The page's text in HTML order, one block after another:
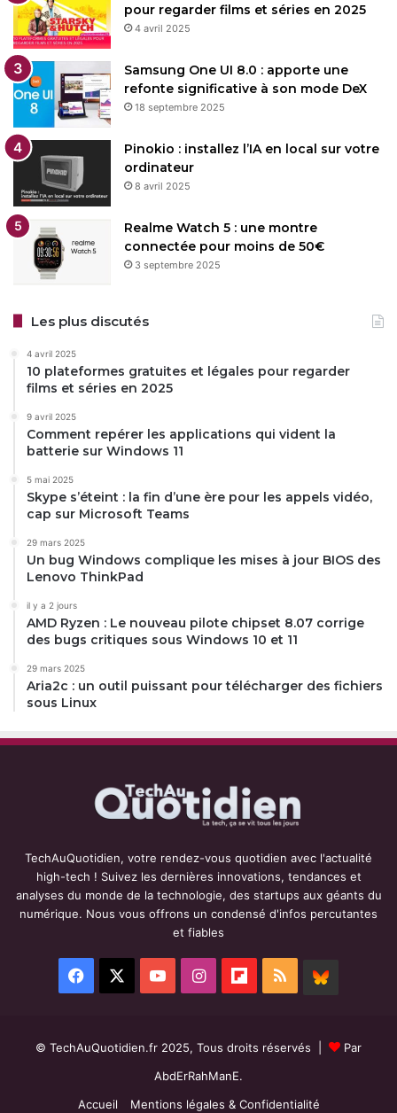
pour regarder films et séries en 2025
4 avril 2025
Samsung One UI 8.0 : apporte une
refonte significative à son mode DeX
18 septembre 2025
Pinokio : installez l’IA en local sur votre
ordinateur
8 avril 2025
Realme Watch 5 : une montre
connectée pour moins de 50€
3 septembre 2025
Les plus discutés
4 avril 2025
10 plateformes gratuites et légales pour regarder
films et séries en 2025
9 avril 2025
Comment repérer les applications qui vident la
batterie sur Windows 11
5 mai 2025
Skype s’éteint : la fin d’une ère pour les appels vidéo,
cap sur Microsoft Teams
29 mars 2025
Un bug Windows complique les mises à jour BIOS des
Lenovo ThinkPad
il y a 2 jours
AMD Ryzen : Le nouveau pilote chipset 8.07 corrige
des bugs critiques sous Windows 10 et 11
29 mars 2025
Aria2c : un outil puissant pour télécharger des fichiers
sous Linux
TechAuQuotidien, votre rendez-vous quotidien avec l'actualité
high-tech ! Suivez les dernières innovations, tendances et
analyses du monde de la technologie, des startups aux géants du
numérique. Nous vous offrons un condensé d'infos percutantes
et fiables
Facebook YouTubeInstagramFlipboard
RSS
© TechAuQuotidien.fr 2025, Tous droits réservés |
Par
AbdErRahManE.
Accueil
Mentions légales & Confidentialité